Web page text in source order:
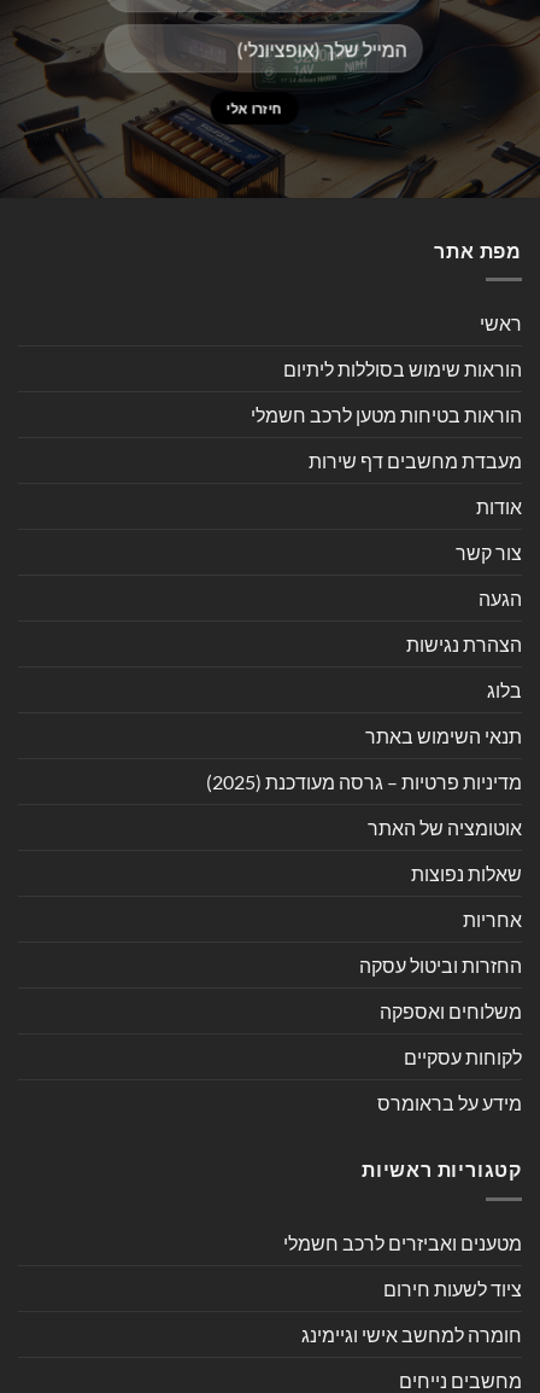
מפת אתר
ראשי
הוראות שימוש בסוללות ליתיום
הוראות בטיחות מטען לרכב חשמלי
מעבדת מחשבים דף שירות
אודות
צור קשר
הגעה
הצהרת נגישות
בלוג
תנאי השימוש באתר
מדיניות פרטיות – גרסה מעודכנת (2025)
אוטומציה של האתר
שאלות נפוצות
אחריות
החזרות וביטול עסקה
משלוחים ואספקה
לקוחות עסקיים
מידע על בראומרס
קטגוריות ראשיות
מטענים ואביזרים לרכב חשמלי
ציוד לשעות חירום
חומרה למחשב אישי וגיימינג
מחשבים נייחים